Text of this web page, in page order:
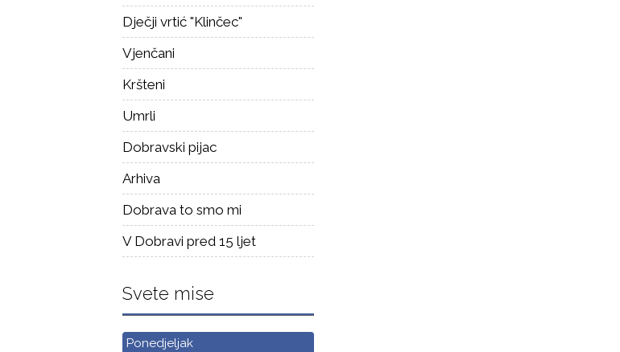
Dječji vrtić "Klinčec"
Vjenčani
Kršteni
Umrli
Dobravski pijac
Arhiva
Dobrava to smo mi
V Dobravi pred 15 ljet
Svete mise
Ponedjeljak